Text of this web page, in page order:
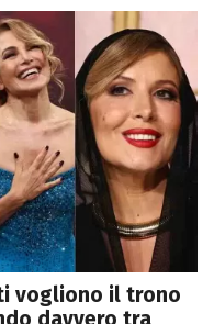
vogliono il trono